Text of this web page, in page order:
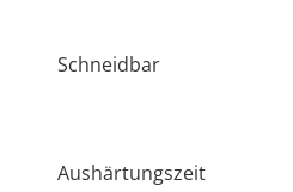
Schneidbar
Aushärtungszeit